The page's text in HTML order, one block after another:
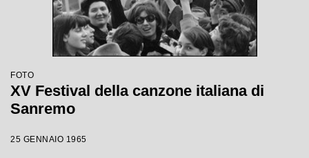
FOTO
XV Festival della canzone italiana di
Sanremo
25 GENNAIO 1965